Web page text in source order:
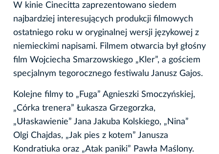
W kinie Cinecitta zaprezentowano siedem
najbardziej interesujących produkcji filmowych
ostatniego roku w oryginalnej wersji językowej z
niemieckimi napisami. Filmem otwarcia był głośny
film Wojciecha Smarzowskiego „Kler”, a gościem
specjalnym tegorocznego festiwalu Janusz Gajos.
Kolejne filmy to „Fuga” Agnieszki Smoczyńskiej,
„Córka trenera” Łukasza Grzegorzka,
„Ułaskawienie” Jana Jakuba Kolskiego, „Nina”
Olgi Chajdas, „Jak pies z kotem” Janusza
Kondratiuka oraz „Atak paniki” Pawła Maślony.